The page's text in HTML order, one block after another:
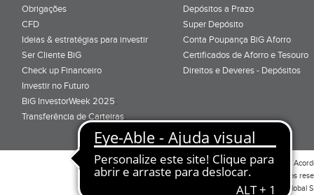
Obrigações
CFD
Ideias & estratégias para investir
Ser Cliente BiG
Check up Financeiro
Investir no Futuro
BiG InvestorWeek 2025;
Transferência de Carteiras;
Depósitos a Prazo
Super Depósito
Conta Poupança BiG Aforro
Certificados de Aforro e Tesouro
Direitos e Deveres - Depósitos
Por favor leia o
Todos os direitos
Investimento Global